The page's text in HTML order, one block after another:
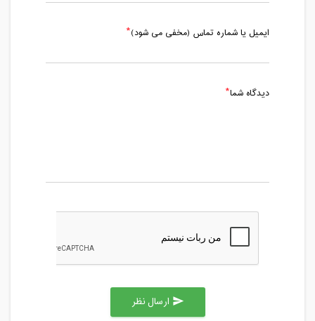
ایمیل یا شماره تماس (مخفی می شود)
دیدگاه شما
send